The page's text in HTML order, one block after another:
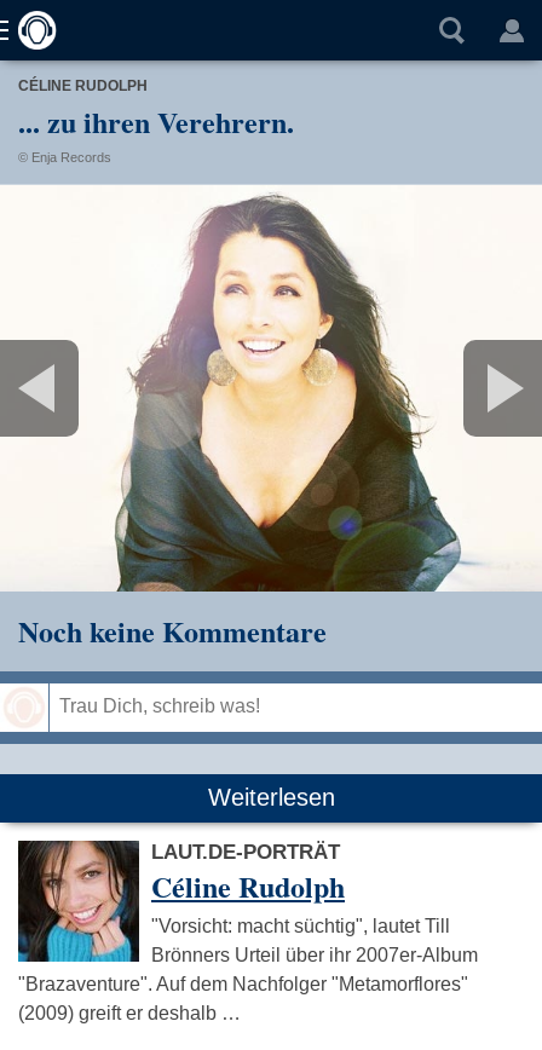
CÉLINE RUDOLPH
... zu ihren Verehrern.
© Enja Records
Noch keine Kommentare
Weiterlesen
LAUT.DE-PORTRÄT
Céline Rudolph
"Vorsicht: macht süchtig", lautet Till
Brönners Urteil über ihr 2007er-Album
"Brazaventure". Auf dem Nachfolger "Metamorflores"
(2009) greift er deshalb …